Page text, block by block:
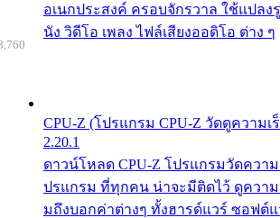
อเนกประสงค์ ครอบจักรวาล ใช้แปล
นัง วิดีโอ เพลง ไฟล์เสียงออดิโอ ต่าง ๆ
CPU-Z (โปรแกรม CPU-Z วัดดูความเ
2.20.1
ดาวน์โหลด CPU-Z โปรแกรมวัดความ
ปรแกรม ที่ทุกคน น่าจะมีติดไว้ ดูความ
มถึงบอกค่าต่างๆ ทั้งฮารด์แวร์ ซอฟต์แ